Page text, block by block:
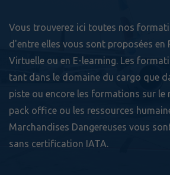
Vous trouverez ici toutes nos
d'entre elles vous sont proposées en
Virtuelle ou en E-learning. Les
tant dans le domaine du cargo que
piste ou encore les formations sur le
pack office ou les ressources
Marchandises Dangereuses vous
sans certification IATA.